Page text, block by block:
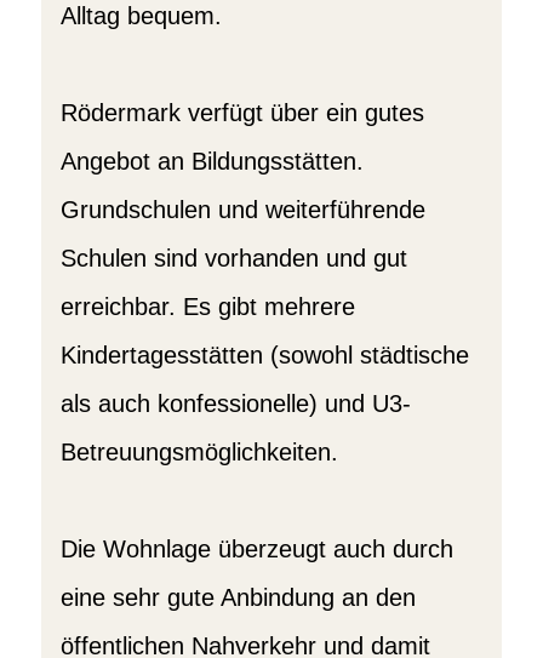
Alltag bequem.
Rödermark verfügt über ein gutes
Angebot an Bildungsstätten.
Grundschulen und weiterführende
Schulen sind vorhanden und gut
erreichbar. Es gibt mehrere
Kindertagesstätten (sowohl städtische
als auch konfessionelle) und U3-
Betreuungsmöglichkeiten.
Die Wohnlage überzeugt auch durch
eine sehr gute Anbindung an den
öffentlichen Nahverkehr und damit